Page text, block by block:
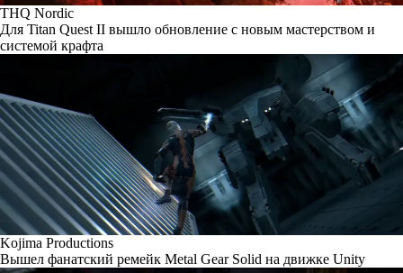
THQ Nordic
Для Titan Quest II вышло обновление с новым мастерством и
системой крафта
Kojima Productions
Вышел фанатский ремейк Metal Gear Solid на движке Unity